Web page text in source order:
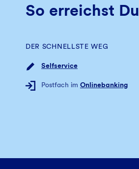
So erreichst
DER SCHNELLSTE WEG
Selfservice
Postfach im Onlinebanking